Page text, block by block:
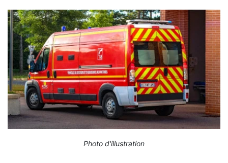
Photo d'illustration